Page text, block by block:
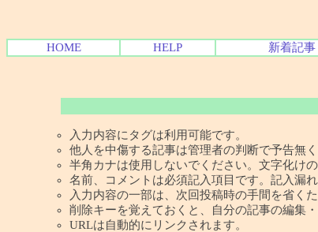
HOME HELP 新着記事
入力内容にタグは利用可能です。
他人を中傷する記事は管理者の判断で予告無く
半角カナは使用しないでください。文字化けの
名前、コメントは必須記入項目です。記入漏
入力内容の一部は、次回投稿時の手間を省く
削除キーを覚えておくと、自分の記事の編集・
URLは自動的にリンクされます。